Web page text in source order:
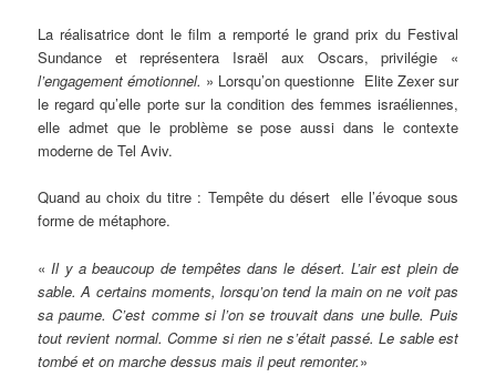
La réalisatrice dont le film a remporté le grand prix du Festival
Sundance et représentera Israël aux Oscars, privilégie «
l’engagement émotionnel. » Lorsqu’on questionne Elite Zexer sur
le regard qu’elle porte sur la condition des femmes israéliennes,
elle admet que le problème se pose aussi dans le contexte
moderne de Tel Aviv.
Quand au choix du titre : Tempête du désert elle l’évoque sous
forme de métaphore.
« Il y a beaucoup de tempêtes dans le désert. L’air est plein de
sable. A certains moments, lorsqu’on tend la main on ne voit pas
sa paume. C’est comme si l’on se trouvait dans une bulle. Puis
tout revient normal. Comme si rien ne s’était passé. Le sable est
tombé et on marche dessus mais il peut remonter.»